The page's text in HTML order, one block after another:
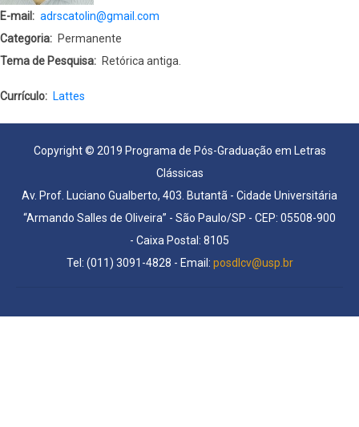
E-mail
adrscatolin@gmail.com
Categoria
Permanente
Tema de Pesquisa
Retórica antiga.
Currículo Lattes
Copyright © 2019 Programa de Pós-Graduação em Letras
Clássicas
Av. Prof. Luciano Gualberto, 403. Butantã - Cidade Universitária
“Armando Salles de Oliveira” - São Paulo/SP - CEP: 05508-900
- Caixa Postal: 8105
Tel: (011) 3091-4828 - Email: posdlcv@usp.br